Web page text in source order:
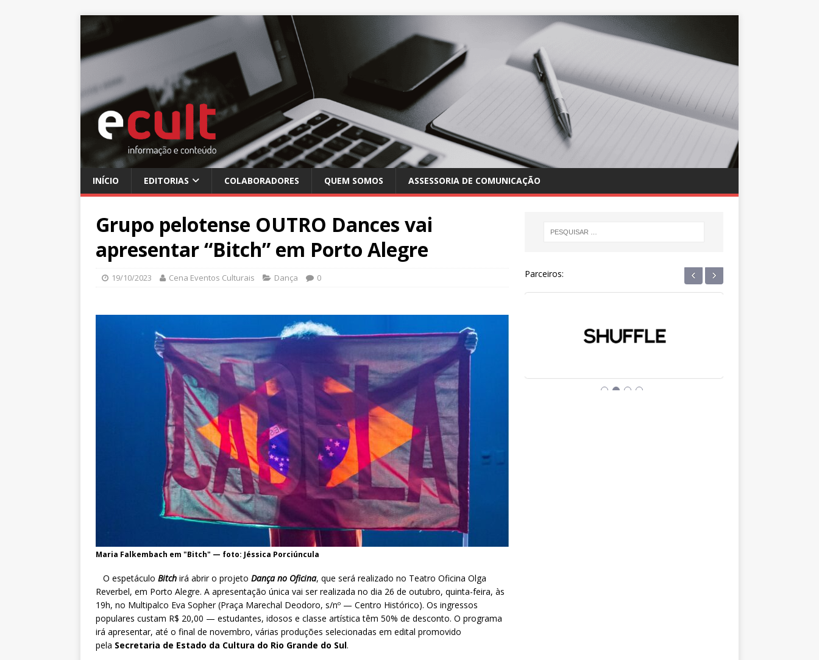
INÍCIO EDITORIAS COLABORADORES QUEM SOMOS ASSESSORIA DE COMUNICAÇÃO
Grupo pelotense OUTRO Dances vai
apresentar “Bitch” em Porto Alegre
19/10/2023 Cena Eventos Culturais Dança 0
Maria Falkembach em "Bitch" — foto: Jéssica Porciúncula
O espetáculo Bitch irá abrir o projeto Dança no Oficina, que será realizado no Teatro Oficina Olga
Reverbel, em Porto Alegre. A apresentação única vai ser realizada no dia 26 de outubro, quinta-feira, às
19h, no Multipalco Eva Sopher (Praça Marechal Deodoro, s/nº — Centro Histórico). Os ingressos
populares custam R$ 20,00 — estudantes, idosos e classe artística têm 50% de desconto. O programa
irá apresentar, até o final de novembro, várias produções selecionadas em edital promovido
pela Secretaria de Estado da Cultura do Rio Grande do Sul.
Parceiros: ‹ ›